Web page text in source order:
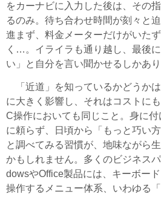
をカーナビに入力した後は、その
るのみ。待ち合わせ時間が刻々と
進まず、料金メーターだけがいた
く…。イライラも通り越し、最後
い」と自分を言い聞かせるしかあり
「近道」を知っているかどうか
に大きく影響し、それはコストに
C操作においても同じこと。身に
に頼らず、日頃から「もっと巧い
と調べてみる習慣が、地味ながら
かもしれません。多くのビジネス
dowsやOffice製品には、キーボー
操作するメニュー体系、いわゆる